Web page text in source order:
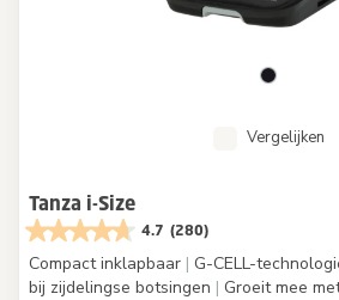
Vergelijken
Tanza i-Size
4.7 (280)
Compact inklapbaar | G-CELL-
bij zijdelingse botsingen | Groeit mee